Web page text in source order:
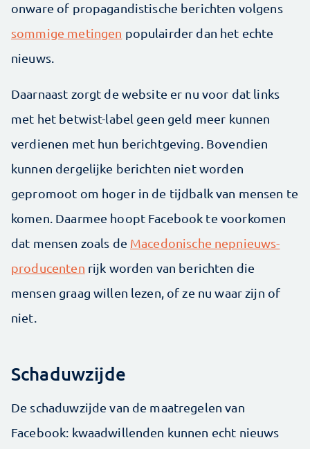
onware of propagandistische berichten volgens
sommige metingen populairder dan het echte
nieuws.
Daarnaast zorgt de website er nu voor dat links
met het betwist-label geen geld meer kunnen
verdienen met hun berichtgeving. Bovendien
kunnen dergelijke berichten niet worden
gepromoot om hoger in de tijdbalk van mensen te
komen. Daarmee hoopt Facebook te voorkomen
dat mensen zoals de Macedonische nepnieuws-
producenten rijk worden van berichten die
mensen graag willen lezen, of ze nu waar zijn of
niet.
Schaduwzijde
De schaduwzijde van de maatregelen van
Facebook: kwaadwillenden kunnen echt nieuws